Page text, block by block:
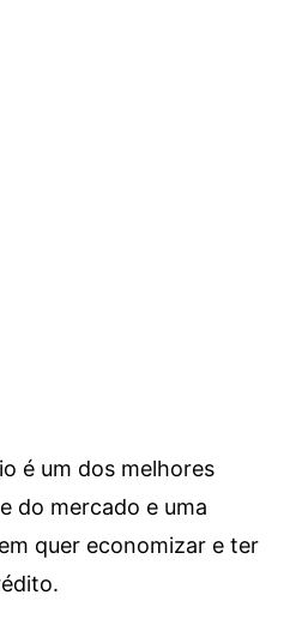
é um dos melhores
do mercado e uma
quer economizar e ter